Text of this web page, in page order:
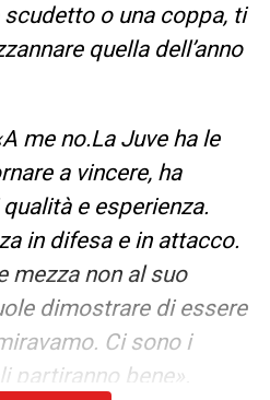
o una coppa, ti
quella dell’anno
me no.La Juve ha le
a vincere, ha
e esperienza.
in difesa e in attacco.
mezza non al suo
dimostrare di essere
Ci sono i
partiranno bene».